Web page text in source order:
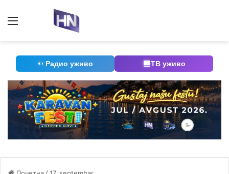
Радио уживо ТВ уживо